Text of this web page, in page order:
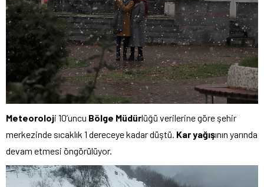
Meteoroloji 10’uncu Bölge Müdürlüğü verilerine göre şehir
merkezinde sıcaklık 1 dereceye kadar düştü. Kar yağışının yarında
devam etmesi öngörülüyor.